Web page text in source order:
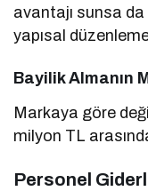
avantajı sunsa
yapısal
Bayilik Almanın
Markaya göre
milyon TL
Personel